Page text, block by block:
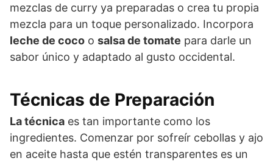
mezclas de curry ya preparadas o crea tu propia
mezcla para un toque personalizado. Incorpora
leche de coco o salsa de tomate para darle un
sabor único y adaptado al gusto occidental.
Técnicas de Preparación
La técnica es tan importante como los
ingredientes. Comenzar por sofreír cebollas y ajo
en aceite hasta que estén transparentes es un